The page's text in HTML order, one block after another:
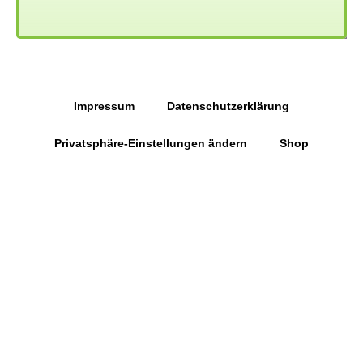
Impressum Datenschutzerklärung
Privatsphäre-Einstellungen ändern Shop